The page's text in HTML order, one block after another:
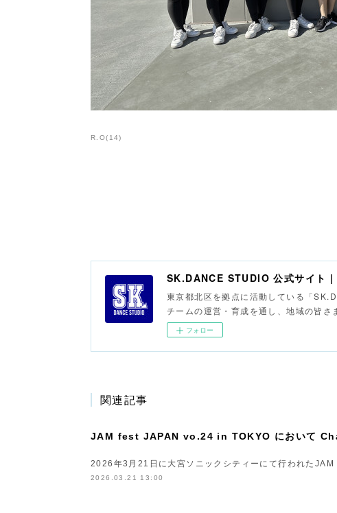
R.O( 14)
SK.DANCE STUDIO 公式サイト
東京都北区を拠点に活動している「
チームの運営・育成を通し、地域の皆さ
フォロー
関連記事
JAM fest JAPAN vo.24 in TOKYO において
2026年3月21日に大宮ソニックシティーにて行われた
2026.03.21 13:00